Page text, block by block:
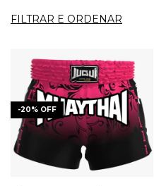
FILTRAR E ORDENAR
-20% OFF